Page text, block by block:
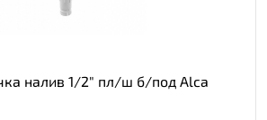
налив 1/2" пл/ш б/под Alca